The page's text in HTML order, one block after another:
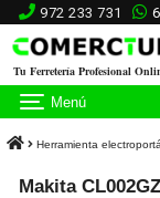
972 233 731
Tu Ferretería Profesional
Menú
Herramienta
Makita